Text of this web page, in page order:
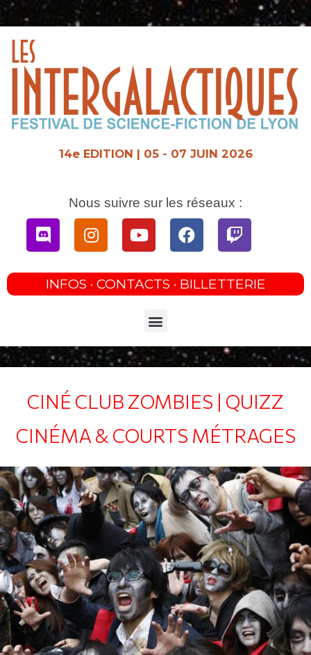
Aller
au
14e EDITION | 05 - 07 JUIN 2026
Nous suivre sur les réseaux :
DiscordInstagramYoutubeFacebookTwitch
INFOS · CONTACTS · BILLETTERIE
Menu
CINÉ CLUB ZOMBIES | QUIZZ
CINÉMA & COURTS MÉTRAGES